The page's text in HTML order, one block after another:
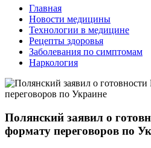
Главная
Новости медицины
Технологии в медицине
Рецепты здоровья
Заболевания по симптомам
Наркология
Полянский заявил о
формату переговоров по